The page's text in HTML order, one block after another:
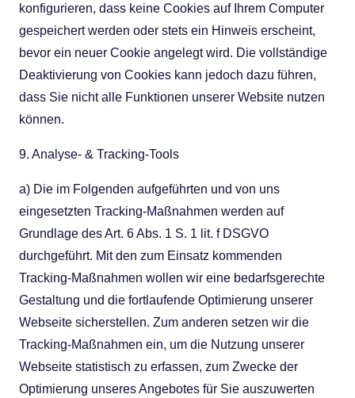
konfigurieren, dass keine Cookies auf Ihrem Computer
gespeichert werden oder stets ein Hinweis erscheint,
bevor ein neuer Cookie angelegt wird. Die vollständige
Deaktivierung von Cookies kann jedoch dazu führen,
dass Sie nicht alle Funktionen unserer Website nutzen
können.
9. Analyse- & Tracking-Tools
a) Die im Folgenden aufgeführten und von uns
eingesetzten Tracking-Maßnahmen werden auf
Grundlage des Art. 6 Abs. 1 S. 1 lit. f DSGVO
durchgeführt. Mit den zum Einsatz kommenden
Tracking-Maßnahmen wollen wir eine bedarfsgerechte
Gestaltung und die fortlaufende Optimierung unserer
Webseite sicherstellen. Zum anderen setzen wir die
Tracking-Maßnahmen ein, um die Nutzung unserer
Webseite statistisch zu erfassen, zum Zwecke der
Optimierung unseres Angebotes für Sie auszuwerten